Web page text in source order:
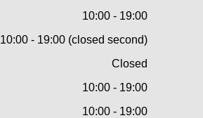
10:00 - 19:00
10:00 - 19:00 (closed second)
Closed
10:00 - 19:00
10:00 - 19:00